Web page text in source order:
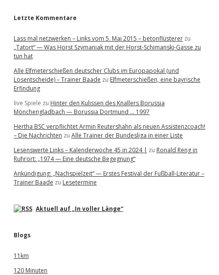
Letzte Kommentare
Lass mal netzwerken – Links vom 5. Mai 2015 – betonflüsterer zu
„Tatort“ — Was Horst Szymaniak mit der Horst-Schimanski-Gasse zu
tun hat
Alle Elfmeterschießen deutscher Clubs im Europapokal (und
Losentscheide) – Trainer Baade zu Elfmeterschießen, eine bayrische
Erfindung
live Spiele zu Hinter den Kulissen des Knallers Borussia
Mönchengladbach — Borussia Dortmund … 1997
Hertha BSC verpflichtet Armin Reutershahn als neuen Assistenzcoach!
– Die Nachrichten zu Alle Trainer der Bundesliga in einer Liste
Lesenswerte Links – Kalenderwoche 45 in 2024 | zu Ronald Reng in
Ruhrort: „1974 — Eine deutsche Begegnung“
Ankündigung: „Nachspielzeit“ — Erstes Festival der Fußball-Literatur –
Trainer Baade zu Lesetermine
Aktuell auf „In voller Länge“
Blogs
11km
120 Minuten